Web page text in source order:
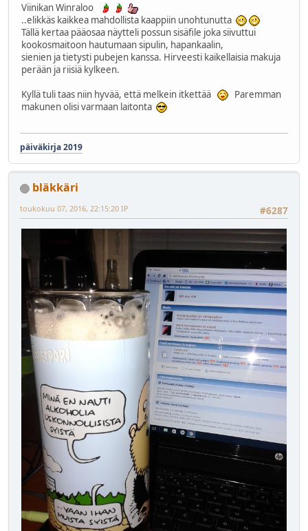
Viinikan Winraloo
..elikkäs kaikkea mahdollista kaappiin unohtunutta
Tällä kertaa pääosaa näytteli possun sisäfile joka siivuttui
kookosmaitoon hautumaan sipulin, hapankaalin,
sienien ja tietysti pubejen kanssa. Hirveesti kaikellaisia makuja
perään ja riisiä kylkeen.
Kyllä tuli taas niin hyvää, että melkein itkettää
Paremman
makunen olisi varmaan laitonta
päiväkirja 2019
bläkkäri
#6287
toukokuu 07, 2016, 22:15:20 IP